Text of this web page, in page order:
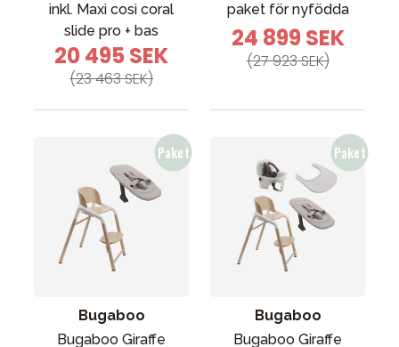
inkl. Maxi cosi coral
slide pro + bas
20 495 SEK
(23 463 SEK)
paket för nyfödda
24 899 SEK
(27 923 SEK)
Bugaboo
Bugaboo Giraffe
Bugaboo
Bugaboo Giraffe